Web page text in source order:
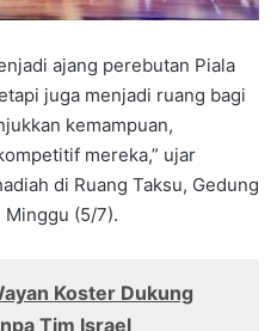
ajang perebutan Piala
juga menjadi ruang bagi
kemampuan,
mereka,” ujar
di Ruang Taksu, Gedung
Minggu (5/7).
Koster Dukung
Tim Israel